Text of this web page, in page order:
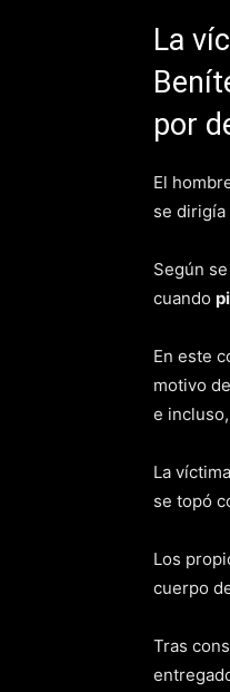
La
por
El
se
Según
cuando
En este
motivo
e
La
se topó
Los
cuerpo
Tras